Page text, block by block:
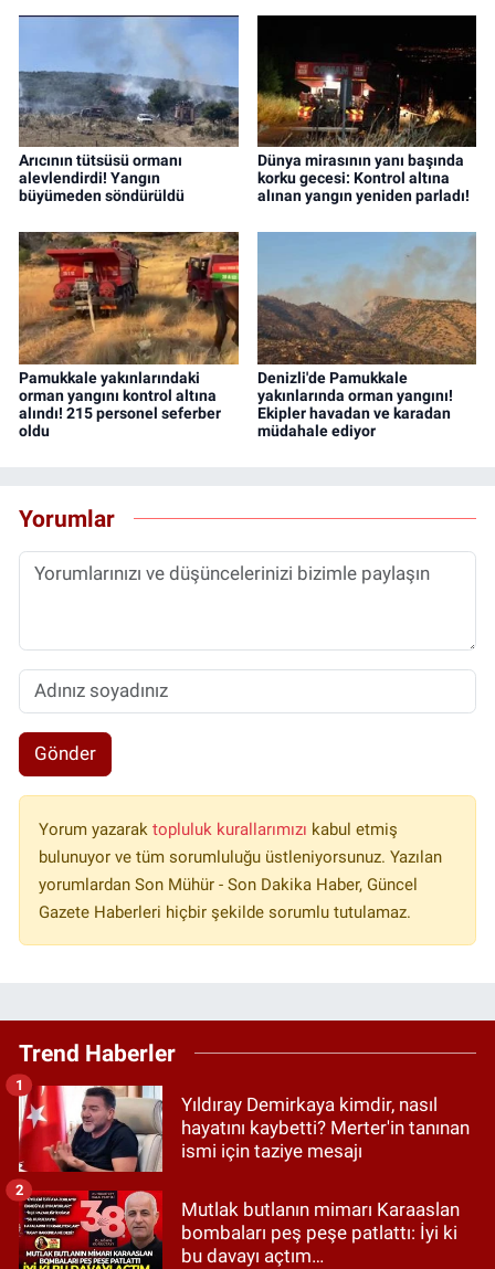
Arıcının tütsüsü ormanı
alevlendirdi! Yangın
büyümeden söndürüldü
Dünya mirasının yanı başında
korku gecesi: Kontrol altına
alınan yangın yeniden parladı!
Pamukkale yakınlarındaki
orman yangını kontrol altına
alındı! 215 personel seferber
oldu
Denizli'de Pamukkale
yakınlarında orman yangını!
Ekipler havadan ve karadan
müdahale ediyor
Yorumlar
Gönder
Yorum yazarak topluluk kurallarımızı kabul etmiş
bulunuyor ve tüm sorumluluğu üstleniyorsunuz. Yazılan
yorumlardan Son Mühür - Son Dakika Haber, Güncel
Gazete Haberleri hiçbir şekilde sorumlu tutulamaz.
Trend Haberler
Yıldıray Demirkaya kimdir, nasıl
hayatını kaybetti? Merter'in tanınan
ismi için taziye mesajı
1
Mutlak butlanın mimarı Karaaslan
bombaları peş peşe patlattı: İyi ki
bu davayı açtım…
2